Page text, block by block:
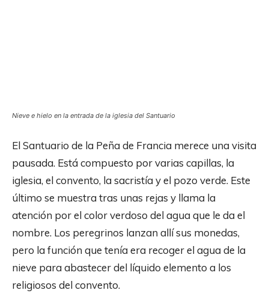
Nieve e hielo en la entrada de la iglesia del Santuario
El Santuario de la Peña de Francia merece una visita
pausada. Está compuesto por varias capillas, la
iglesia, el convento, la sacristía y el pozo verde. Este
último se muestra tras unas rejas y llama la
atención por el color verdoso del agua que le da el
nombre. Los peregrinos lanzan allí sus monedas,
pero la función que tenía era recoger el agua de la
nieve para abastecer del líquido elemento a los
religiosos del convento.